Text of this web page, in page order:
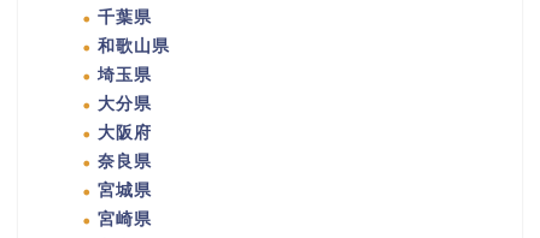
千葉県
和歌山県
埼玉県
大分県
大阪府
奈良県
宮城県
宮崎県